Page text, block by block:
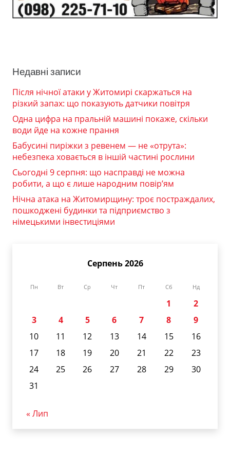
Недавні записи
Після нічної атаки у Житомирі скаржаться на
різкий запах: що показують датчики повітря
Одна цифра на пральній машині покаже, скільки
води йде на кожне прання
Бабусині пиріжки з ревенем — не «отрута»:
небезпека ховається в іншій частині рослини
Сьогодні 9 серпня: що насправді не можна
робити, а що є лише народним повір’ям
Нічна атака на Житомирщину: троє постраждалих,
пошкоджені будинки та підприємство з
німецькими інвестиціями
Серпень 2026
Пн Вт Ср Чт Пт Сб Нд
1
2
3
4 5 6 7 8
9
10
11 12 13 14 15
16
17
18 19 20 21 22
23
24
25 26 27 28 29
30
31
« Лип